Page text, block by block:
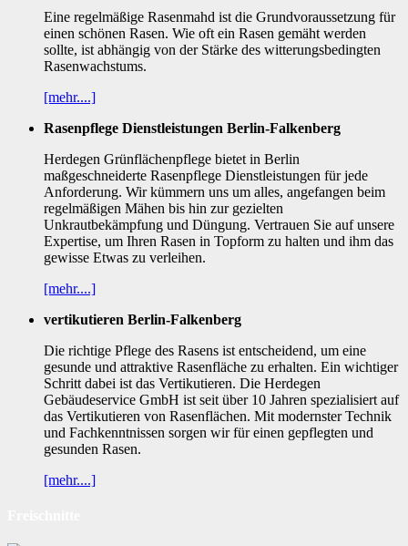
Eine regelmäßige Rasenmahd ist die Grundvoraussetzung für
einen schönen Rasen. Wie oft ein Rasen gemäht werden
sollte, ist abhängig von der Stärke des witterungsbedingten
Rasenwachstums.
[mehr....]
Rasenpflege Dienstleistungen Berlin-Falkenberg
Herdegen Grünflächenpflege bietet in Berlin
maßgeschneiderte Rasenpflege Dienstleistungen für jede
Anforderung. Wir kümmern uns um alles, angefangen beim
regelmäßigen Mähen bis hin zur gezielten
Unkrautbekämpfung und Düngung. Vertrauen Sie auf unsere
Expertise, um Ihren Rasen in Topform zu halten und ihm das
gewisse Etwas zu verleihen.
[mehr....]
vertikutieren Berlin-Falkenberg
Die richtige Pflege des Rasens ist entscheidend, um eine
gesunde und attraktive Rasenfläche zu erhalten. Ein wichtiger
Schritt dabei ist das Vertikutieren. Die Herdegen
Gebäudeservice GmbH ist seit über 10 Jahren spezialisiert auf
das Vertikutieren von Rasenflächen. Mit modernster Technik
und Fachkenntnissen sorgen wir für einen gepflegten und
gesunden Rasen.
[mehr....]